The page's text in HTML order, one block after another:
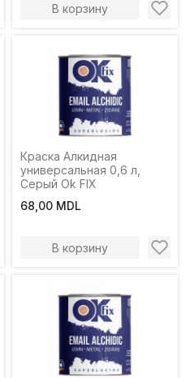
В корзину
Краска Алкидная
универсальная 0,6 л,
Серый Ok FIX
68,00 MDL
В корзину